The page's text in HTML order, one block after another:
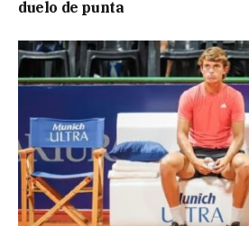
duelo de punta